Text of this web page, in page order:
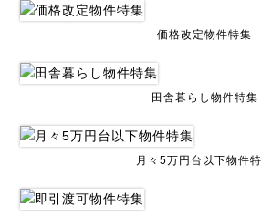
価格改定物件特集
田舎暮らし物件特集
月々5万円台以下物件